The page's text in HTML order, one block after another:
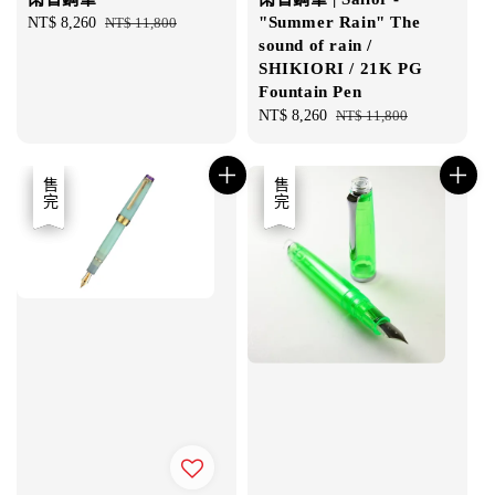
Sale
NT$ 8,260 Regular
NT$ 11,800
"Summer Rain" The
sound of rain /
SHIKIORI / 21K PG
Fountain Pen
Sale
NT$ 8,260 Regular
NT$ 11,800
優惠
售完 優惠
售完